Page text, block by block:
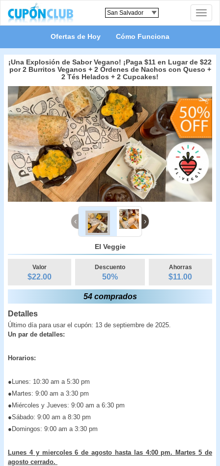
Toggle
Ofertas de Hoy Cómo Funciona
¡Una Explosión de Sabor Vegano! ¡Paga $11 en Lugar de $22
por 2 Burritos Veganos + 2 Órdenes de Nachos con Queso +
2 Tés Helados + 2 Cupcakes!
‹ ›
El Veggie
Valor
$22.00
Descuento
50%
Ahorras
$11.00
54 comprados
Detalles
Último día para usar el cupón: 13 de septiembre de 2025.
Un par de detalles:
Horarios:
●Lunes: 10:30 am a 5:30 pm
●Martes: 9:00 am a 3:30 pm
●Miércoles y Jueves: 9:00 am a 6:30 pm
●Sábado: 9:00 am a 8:30 pm
●Domingos: 9:00 am a 3:30 pm
Lunes 4 y miercoles 6 de agosto hasta las 4:00 pm. Martes 5 de
agosto cerrado.